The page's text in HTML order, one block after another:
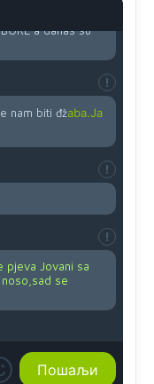
a danas su
nam biti đžaba.Ja
pjeva Jovani sa
se